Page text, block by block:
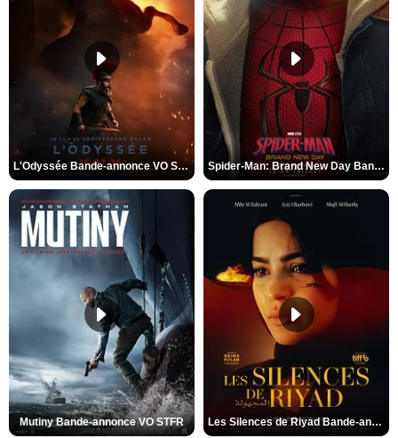
L'Odyssée Bande-annonce VO STFR Spider-Man: Brand New Day Bande-annonce VO STFR
Mutiny Bande-annonce VO STFR Les Silences de Riyad Bande-annonce VO STFR